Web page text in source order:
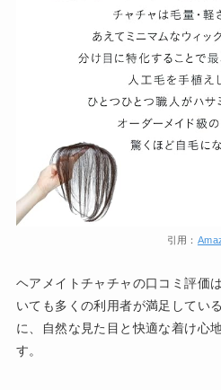
引用：
ヘアメイトチャチャの口コミ評価
いても多くの利用者が満足してい
に、自然な見た目と快適な着け心
す。